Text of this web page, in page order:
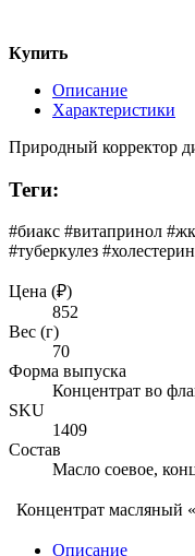
Купить
Описание
Характеристики
Природный корректор
Теги:
#биакс #витапринол
#туберкулез #холестерин
Цена (₽)
852
Вес (г)
70
Форма выпуска
Концентрат во
SKU
1409
Состав
Масло соевое,
Концентрат масляный
Описание